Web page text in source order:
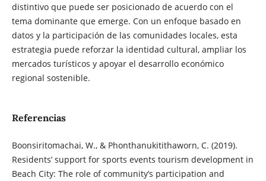
distintivo que puede ser posicionado de acuerdo con el
tema dominante que emerge. Con un enfoque basado en
datos y la participación de las comunidades locales, esta
estrategia puede reforzar la identidad cultural, ampliar los
mercados turísticos y apoyar el desarrollo económico
regional sostenible.
Referencias
Boonsiritomachai, W., & Phonthanukitithaworn, C. (2019).
Residents’ support for sports events tourism development in
Beach City: The role of community’s participation and